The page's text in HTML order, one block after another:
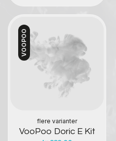
VOOPOO
flere varianter
VooPoo Doric E Kit
Kontakt oss